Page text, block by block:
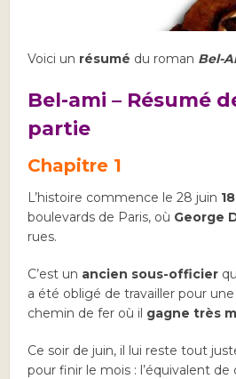
Voici un résumé du roman Bel-
Bel-ami – Résumé
partie
Chapitre 1
L’histoire commence le 28 juin
boulevards de Paris, où George
rues.
C’est un ancien sous-officier
a été obligé de travailler pour
chemin de fer où il gagne très
Ce soir de juin, il lui reste tout
pour finir le mois : l’équivalent de